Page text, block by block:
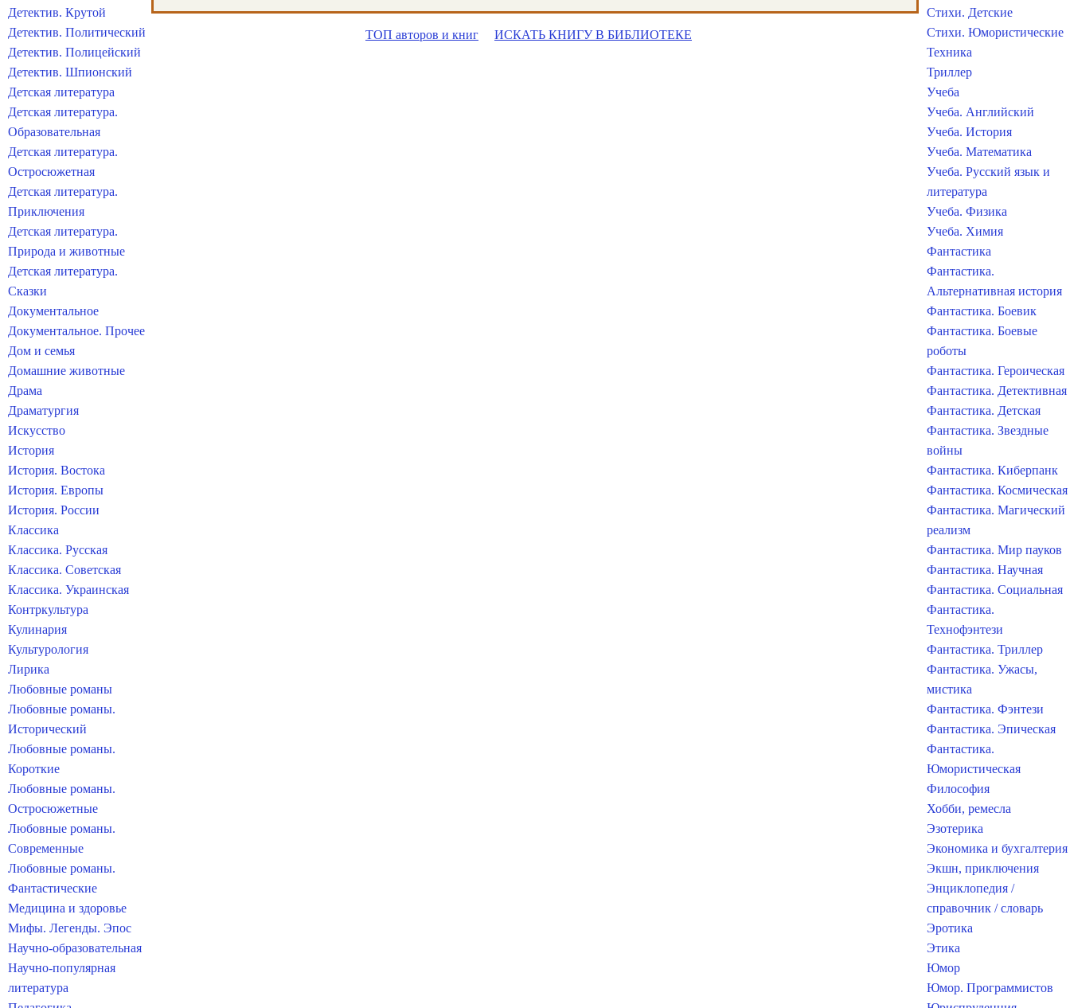
ТОП авторов и книг ИСКАТЬ КНИГУ В БИБЛИОТЕКЕ
Детектив. Крутой
Детектив. Политический
Детектив. Полицейский
Детектив. Шпионский
Детская литература
Детская литература.
Образовательная
Детская литература.
Остросюжетная
Детская литература.
Приключения
Детская литература.
Природа и животные
Детская литература.
Сказки
Документальное
Документальное. Прочее
Дом и семья
Домашние животные
Драма
Драматургия
Искусство
История
История. Востока
История. Европы
История. России
Классика
Классика. Русская
Классика. Советская
Классика. Украинская
Контркультура
Кулинария
Культурология
Лирика
Любовные романы
Любовные романы.
Исторический
Любовные романы.
Короткие
Любовные романы.
Остросюжетные
Любовные романы.
Современные
Любовные романы.
Фантастические
Медицина и здоровье
Мифы. Легенды. Эпос
Научно-образовательная
Научно-популярная
литература
Стихи. Детские
Стихи. Юмористические
Техника
Триллер
Учеба
Учеба. Английский
Учеба. История
Учеба. Математика
Учеба. Русский язык и
литература
Учеба. Физика
Учеба. Химия
Фантастика
Фантастика.
Альтернативная история
Фантастика. Боевик
Фантастика. Боевые
роботы
Фантастика. Героическая
Фантастика. Детективная
Фантастика. Детская
Фантастика. Звездные
войны
Фантастика. Киберпанк
Фантастика. Космическая
Фантастика. Магический
реализм
Фантастика. Мир пауков
Фантастика. Научная
Фантастика. Социальная
Фантастика.
Технофэнтези
Фантастика. Триллер
Фантастика. Ужасы,
мистика
Фантастика. Фэнтези
Фантастика. Эпическая
Фантастика.
Юмористическая
Философия
Хобби, ремесла
Эзотерика
Экономика и бухгалтерия
Экшн, приключения
Энциклопедия /
справочник / словарь
Эротика
Этика
Юмор
Юмор. Программистов